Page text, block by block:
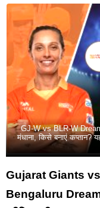
GJ-W vs BLR-W
मंधाना, किसे बनाएं
Gujarat Giants
Bengaluru